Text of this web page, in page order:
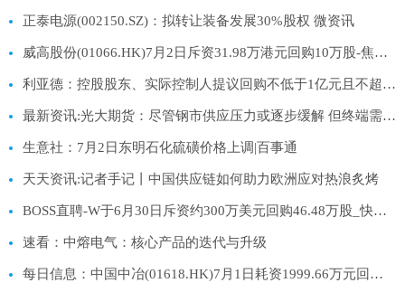
正泰电源(002150.SZ)：拟转让装备发展30%股权 微资讯
威高股份(01066.HK)7月2日斥资31.98万港元回购10万股-焦点速递
利亚德：控股股东、实际控制人提议回购不低于1亿元且不超过2亿元公司股份 每日动态
最新资讯:光大期货：尽管钢市供应压力或逐步缓解 但终端需求低迷料继续压制钢价
生意社：7月2日东明石化硫磺价格上调|百事通
天天资讯:记者手记丨中国供应链如何助力欧洲应对热浪炙烤
BOSS直聘-W于6月30日斥资约300万美元回购46.48万股_快资讯
速看：中熔电气：核心产品的迭代与升级
每日信息：中国中冶(01618.HK)7月1日耗资1999.66万元回购807.05万股A股